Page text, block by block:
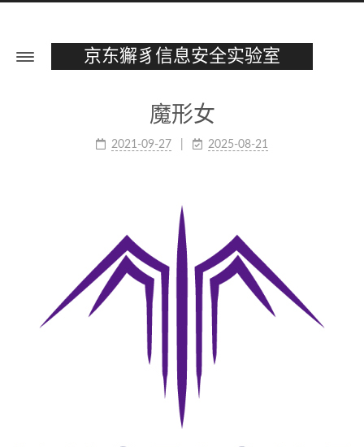
京东獬豸信息安全实验室
魔形女
2021-09-27 2025-08-21